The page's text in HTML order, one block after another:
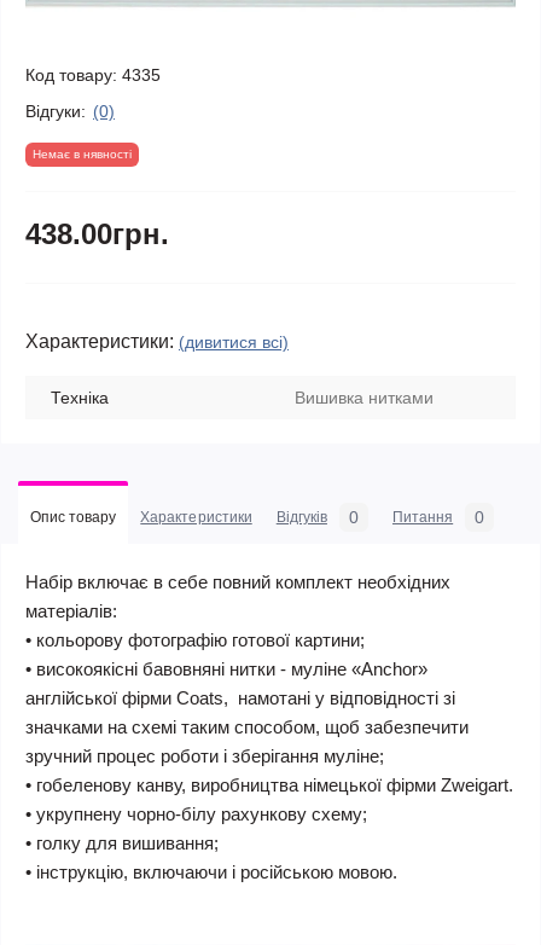
Код товару: 4335
Відгуки: (0)
Немає в нявності
438.00грн.
Характеристики: (дивитися всі)
Техніка Вишивка нитками
Опис товару Характеристики Відгуків 0 Питання 0
Набір включає в себе повний комплект необхідних
матеріалів:
• кольорову фотографію готової картини;
• високоякісні бавовняні нитки - муліне «Anchor»
англійської фірми Coats, намотані у відповідності зі
значками на схемі таким способом, щоб забезпечити
зручний процес роботи і зберігання муліне;
• гобеленову канву, виробництва німецької фірми Zweigart.
• укрупнену чорно-білу рахункову схему;
• голку для вишивання;
• інструкцію, включаючи і російською мовою.